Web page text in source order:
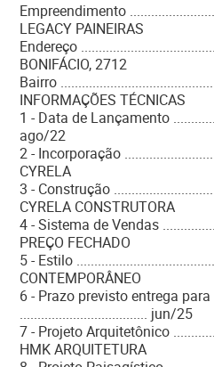
Empreendimento
LEGACY PAINEIRAS
Endereço
BONIFÁCIO, 2712
Bairro
INFORMAÇÕES TÉCNICAS
1 - Data de Lançamento
ago/22
2 - Incorporação
CYRELA
3 - Construção
CYRELA CONSTRUTORA
4 - Sistema de Vendas
PREÇO FECHADO
5 - Estilo
CONTEMPORÂNEO
6 - Prazo previsto entrega
.................................... jun/25
7 - Projeto Arquitetônico
HMK ARQUITETURA